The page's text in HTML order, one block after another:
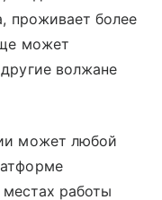
проживает более
может
волжане
может любой
работы